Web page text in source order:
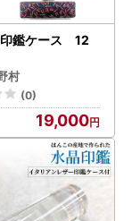
印鑑ケース 12
村
(0)
19,000